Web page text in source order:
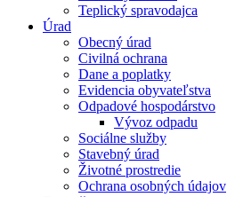
Teplický spravodajca
Úrad
Obecný úrad
Civilná ochrana
Dane a poplatky
Evidencia obyvateľstva
Odpadové hospodárstvo
Vývoz odpadu
Sociálne služby
Stavebný úrad
Životné prostredie
Ochrana osobných údajov